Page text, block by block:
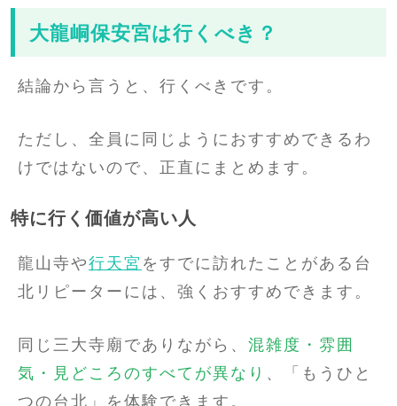
大龍峒保安宮は行くべき？
結論から言うと、行くべきです。
ただし、全員に同じようにおすすめできるわ
けではないので、正直にまとめます。
特に行く価値が高い人
龍山寺や行天宮 をすでに訪れたことがある台
北リピーターには、強くおすすめできます。
同じ三大寺廟でありながら、 混雑度・雰囲
気・見どころのすべてが異なり 、「もうひと
つの台北」を体験できます。